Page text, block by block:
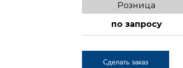
Розница
по запросу
Сделать заказ